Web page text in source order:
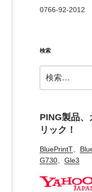
0766-92-2012
検索
索:
PING製品、
リック！
BluePrintT、
G730、 Gle3